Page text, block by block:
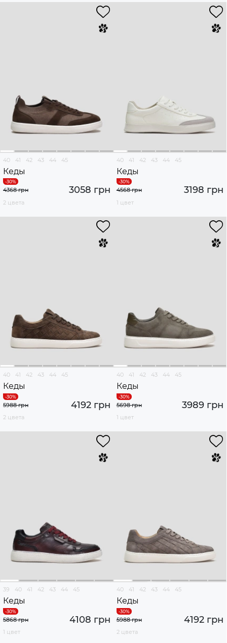
40 41 42 43 44 45
Кеды
3058 грн
4368 грн
2 цвета
40 41 42 43 44 45
Кеды
3198 грн
4568 грн
1 цвет
40 41 42 43 44 45
Кеды
4192 грн
5988 грн
2 цвета
40 41 42 43 44 45
Кеды
3989 грн
5698 грн
1 цвет
39 40 41 42 43 44 45
Кеды
4108 грн
5868 грн
1 цвет
40 41 42 43 44 45
Кеды
4192 грн
5988 грн
2 цвета